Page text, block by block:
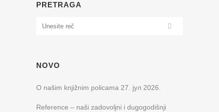
PRETRAGA
NOVO
O našim knjižnim policama 27. јул 2026.
Reference – naši zadovoljni i dugogodišnji